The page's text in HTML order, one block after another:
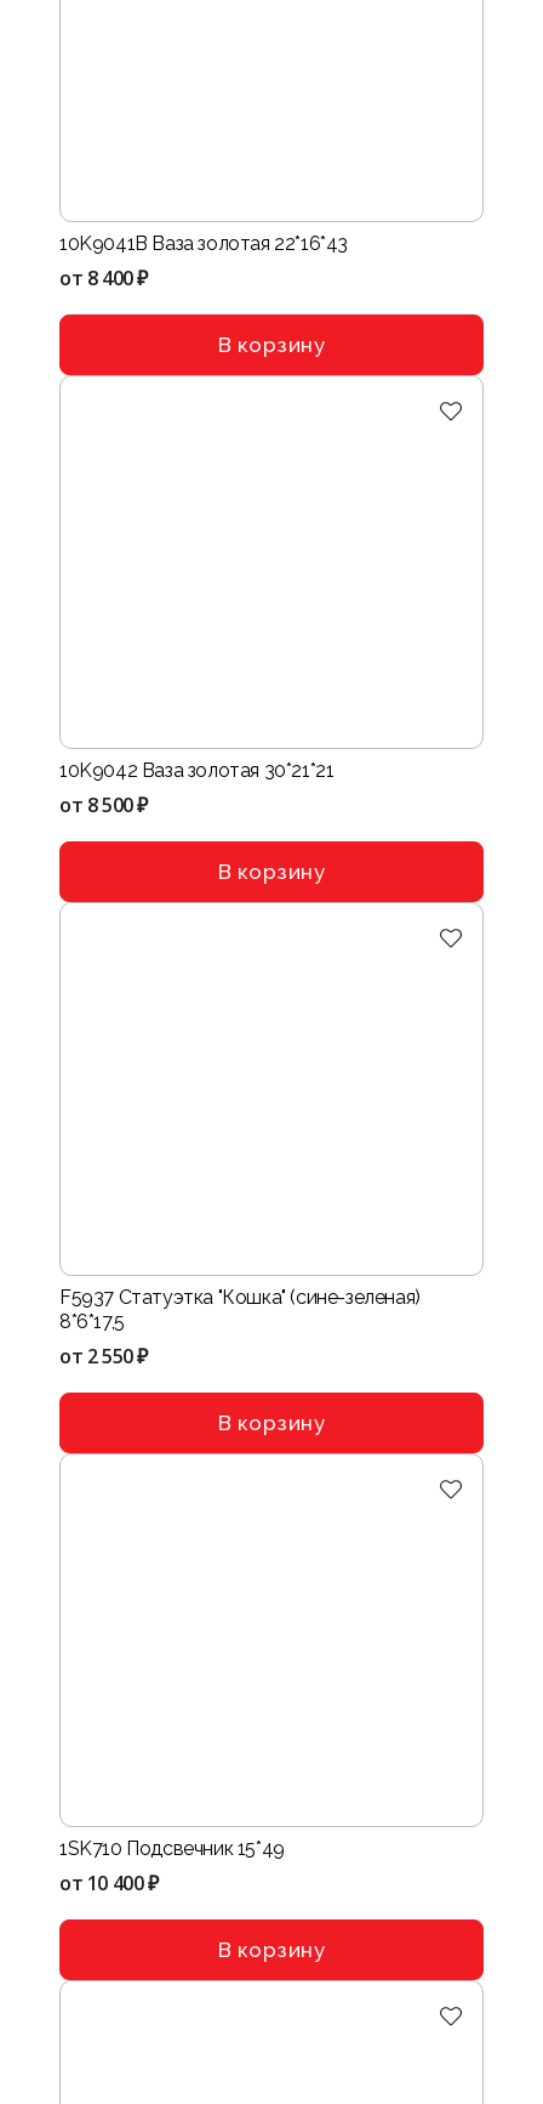
10K9041B Ваза золотая 22*16*43
от 8 400 ₽
В корзину
10K9042 Ваза золотая 30*21*21
от 8 500 ₽
В корзину
F5937 Статуэтка "Кошка" (сине-зеленая)
8*6*17,5
от 2 550 ₽
В корзину
1SK710 Подсвечник 15*49
от 10 400 ₽
В корзину